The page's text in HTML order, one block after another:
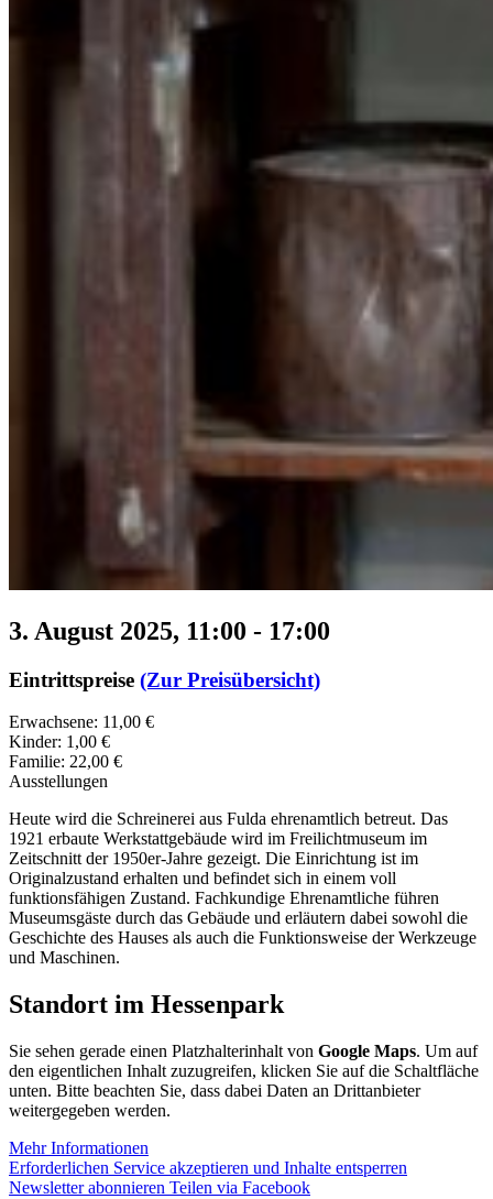
3. August 2025, 11:00 - 17:00
Eintrittspreise (Zur Preisübersicht)
Erwachsene: 11,00 €
Kinder: 1,00 €
Familie: 22,00 €
Ausstellungen
Heute wird die Schreinerei aus Fulda ehrenamtlich betreut. Das
1921 erbaute Werkstattgebäude wird im Freilichtmuseum im
Zeitschnitt der 1950er-Jahre gezeigt. Die Einrichtung ist im
Originalzustand erhalten und befindet sich in einem voll
funktionsfähigen Zustand. Fachkundige Ehrenamtliche führen
Museumsgäste durch das Gebäude und erläutern dabei sowohl die
Geschichte des Hauses als auch die Funktionsweise der Werkzeuge
und Maschinen.
Standort im Hessenpark
Sie sehen gerade einen Platzhalterinhalt von Google Maps. Um auf
den eigentlichen Inhalt zuzugreifen, klicken Sie auf die Schaltfläche
unten. Bitte beachten Sie, dass dabei Daten an Drittanbieter
weitergegeben werden.
Mehr Informationen
Erforderlichen Service akzeptieren und Inhalte entsperren
Newsletter abonnieren Teilen via Facebook